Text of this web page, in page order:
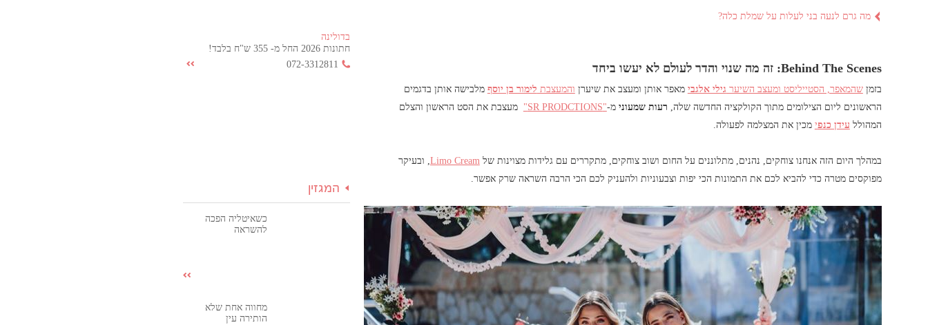
מה גרם לנעה בני לעלות על שמלת כלה?
Behind The Scenes: זה מה שנוי והדר לעולם לא יעשו ביחד
בזמןשהמאפר, הסטייליסט ומעצב השיערגילי אלגבי מאפר אותן ומעצב את שיערן והמעצבת לימור בן יוסף מלבישה אותן בדגמים
הראשונים ליום הצילומים מתוך הקולקציה החדשה שלה, רעות שמעוני מ-"SR PRODCTIONS"
מעצבת את הסט הראשון והצלם
המהולל עידן כנפי מכין את המצלמה לפעולה.
במהלך היום הזה אנחנו צוחקים, נהנים, מתלוננים על החום ושוב צוחקים, מתקררים עם גלידות מצוינות שלLimo Cream, ובעיקר
מפוקסים מטרה כדי להביא לכם את התמונות הכי יפות וצבעוניות ולהעניק לכם הכי הרבה השראה שרק אפשר.
בדולינה
חתונות 2026 החל מ- 355 ש"ח בלבד!
072-3312811
המגזין
כשאיטליה הפכה
להשראה
מחווה אחת שלא
הותירה עין